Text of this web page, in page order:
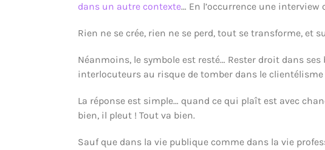
dans un autre contexte… En l’occurrence une
Rien ne se crée, rien ne se perd, tout se transforme, et
Néanmoins, le symbole est resté… Rester droit dans
interlocuteurs au risque de tomber dans le clientélisme
La réponse est simple… quand ce qui plaît est avec
bien, il pleut ! Tout va bien.
Sauf que dans la vie publique comme dans la vie